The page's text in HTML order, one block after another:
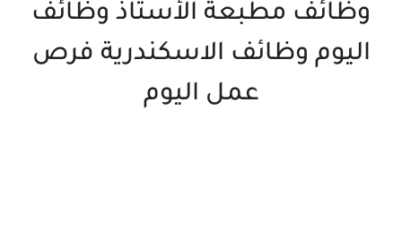
وظائف مطبعة الأستاذ وظائف
اليوم وظائف الاسكندرية فرص
عمل اليوم